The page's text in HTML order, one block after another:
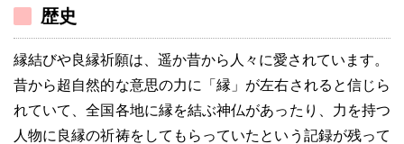
歴史
縁結びや良縁祈願は、遥か昔から人々に愛されています。
昔から超自然的な意思の力に「縁」が左右されると信じら
れていて、全国各地に縁を結ぶ神仏があったり、力を持つ
人物に良縁の祈祷をしてもらっていたという記録が残って